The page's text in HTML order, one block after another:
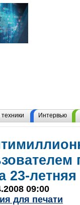
Интервью
23-
09:00
для печати